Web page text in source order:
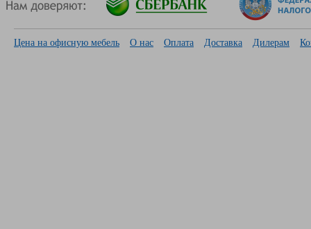
Цена на офисную мебель О нас Оплата Доставка Дилерам